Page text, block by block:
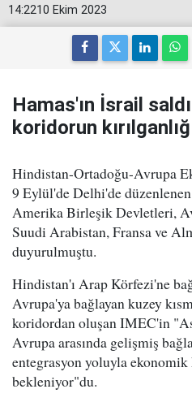
14:2210 Ekim 2023
Hamas'ın İsrail
koridorun
Hindistan-Ortadoğu-Avrupa
9 Eylül'de Delhi'de düzenlenen
Amerika Birleşik Devletleri,
Suudi Arabistan, Fransa ve
duyurulmuştu.
Hindistan'ı Arap Körfezi'ne
Avrupa'ya bağlayan kuzey
koridordan oluşan IMEC'in
Avrupa arasında gelişmiş
entegrasyon yoluyla
bekleniyor"du.